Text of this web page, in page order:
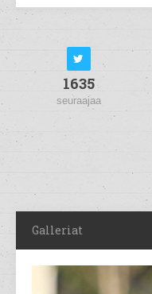
1635
seuraajaa
Galleriat